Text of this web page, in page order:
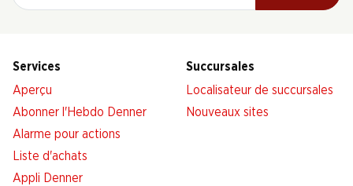
Services
Aperçu
Abonner l'Hebdo Denner
Alarme pour actions
Liste d'achats
Appli Denner
Succursales
Localisateur de succursales
Nouveaux sites